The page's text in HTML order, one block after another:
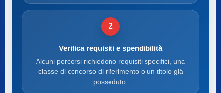
2
Verifica requisiti e spendibilità
Alcuni percorsi richiedono requisiti specifici, una
classe di concorso di riferimento o un titolo già
posseduto.